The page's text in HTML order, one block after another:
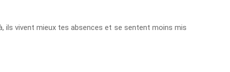
ils vivent mieux tes absences et se sentent moins mis